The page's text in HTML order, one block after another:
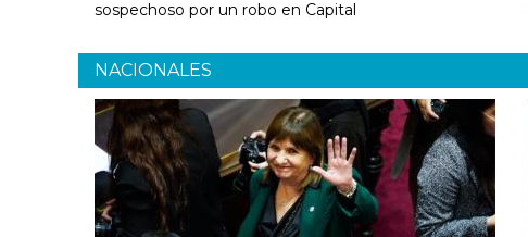
sospechoso por un robo en Capital
NACIONALES